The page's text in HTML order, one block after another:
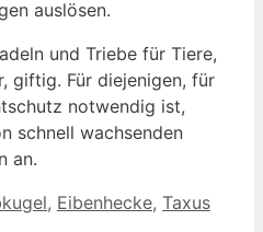
auslösen.
und Triebe für Tiere,
giftig. Für diejenigen, für
notwendig ist,
schnell wachsenden
an.
, Eibenhecke, Taxus